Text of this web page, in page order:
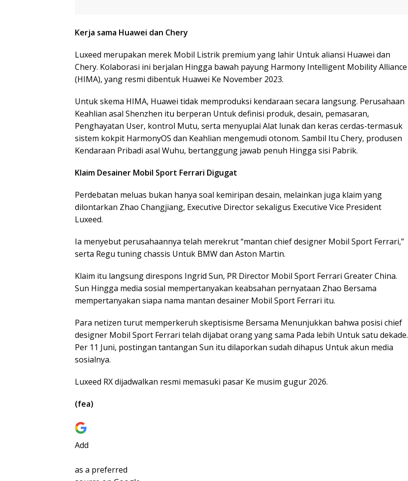
Kerja sama Huawei dan Chery
Luxeed merupakan merek Mobil Listrik premium yang lahir Untuk aliansi Huawei dan
Chery. Kolaborasi ini berjalan Hingga bawah payung Harmony Intelligent Mobility Alliance
(HIMA), yang resmi dibentuk Huawei Ke November 2023.
Untuk skema HIMA, Huawei tidak memproduksi kendaraan secara langsung. Perusahaan
Keahlian asal Shenzhen itu berperan Untuk definisi produk, desain, pemasaran,
Penghayatan User, kontrol Mutu, serta menyuplai Alat lunak dan keras cerdas-termasuk
sistem kokpit HarmonyOS dan Keahlian mengemudi otonom. Sambil Itu Chery, produsen
Kendaraan Pribadi asal Wuhu, bertanggung jawab penuh Hingga sisi Pabrik.
Klaim Desainer Mobil Sport Ferrari Digugat
Perdebatan meluas bukan hanya soal kemiripan desain, melainkan juga klaim yang
dilontarkan Zhao Changjiang, Executive Director sekaligus Executive Vice President
Luxeed.
Ia menyebut perusahaannya telah merekrut “mantan chief designer Mobil Sport Ferrari,”
serta Regu tuning chassis Untuk BMW dan Aston Martin.
Klaim itu langsung direspons Ingrid Sun, PR Director Mobil Sport Ferrari Greater China.
Sun Hingga media sosial mempertanyakan keabsahan pernyataan Zhao Bersama
mempertanyakan siapa nama mantan desainer Mobil Sport Ferrari itu.
Para netizen turut memperkeruh skeptisisme Bersama Menunjukkan bahwa posisi chief
designer Mobil Sport Ferrari telah dijabat orang yang sama Pada lebih Untuk satu dekade.
Per 11 Juni, postingan tantangan Sun itu dilaporkan sudah dihapus Untuk akun media
sosialnya.
Luxeed RX dijadwalkan resmi memasuki pasar Ke musim gugur 2026.
(fea)
Add
as a preferred